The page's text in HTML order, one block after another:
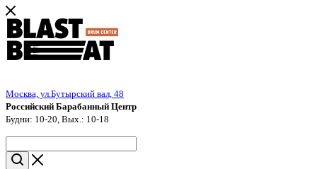
Москва, ул.Бутырский вал, 48
Российский Барабанный Центр
Будни: 10-20, Вых.: 10-18